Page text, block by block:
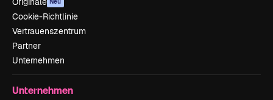
Cookie-Richtlinie
Vertrauenszentrum
Partner
Unternehmen
Unternehmen